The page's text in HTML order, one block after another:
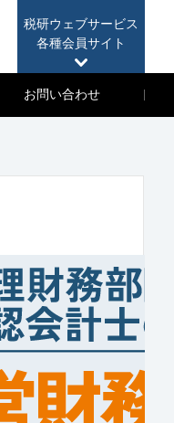
税研ウェブサービス
各種会員サイト
お問い合わせ